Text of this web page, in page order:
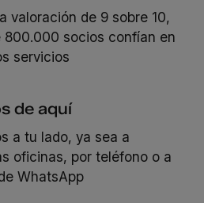
valoración de 9 sobre 10,
800.000 socios confían en
servicios
de aquí
a tu lado, ya sea a
oficinas, por teléfono o a
WhatsApp